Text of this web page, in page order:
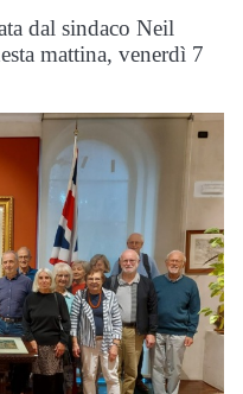
dal sindaco Neil
mattina, venerdì 7